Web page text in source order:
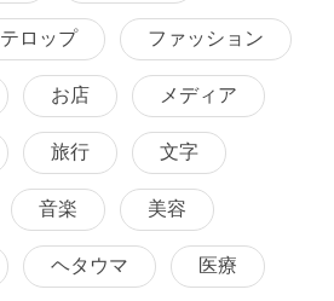
テロップ ファッション
お店 メディア
旅行 文字
音楽 美容
ヘタウマ 医療